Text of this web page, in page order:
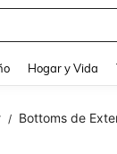
Hogar y Vida
/ Bottoms de